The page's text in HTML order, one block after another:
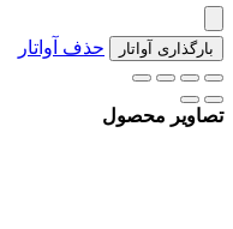
بارگذاری آواتار حذف آواتار
تصاویر محصول